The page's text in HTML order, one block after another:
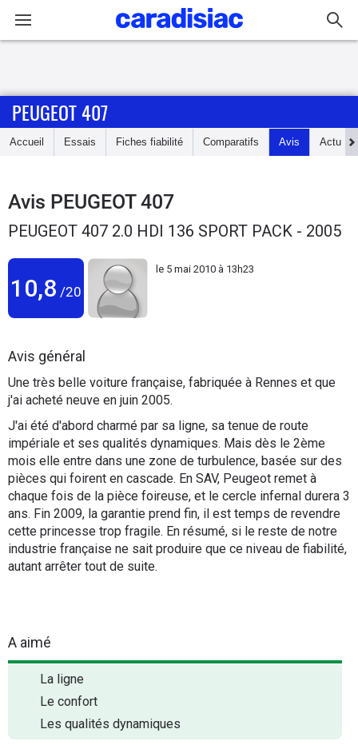
Accueil
Essais
Guide
Electriques
Flottes
Auto
Services
Forum
Moto
Marques
PEUGEOT 407
Accueil Essais Fiches fiabilité Comparatifs Avis Actu
Avis PEUGEOT 407
PEUGEOT 407 2.0 HDI 136 SPORT PACK - 2005
10,8 /20
le 5 mai 2010 à 13h23
Avis général
Une très belle voiture française, fabriquée à Rennes et que
j'ai acheté neuve en juin 2005.
J'ai été d'abord charmé par sa ligne, sa tenue de route
impériale et ses qualités dynamiques. Mais dès le 2ème
mois elle entre dans une zone de turbulence, basée sur des
pièces qui foirent en cascade. En SAV, Peugeot remet à
chaque fois de la pièce foireuse, et le cercle infernal durera 3
ans. Fin 2009, la garantie prend fin, il est temps de revendre
cette princesse trop fragile. En résumé, si le reste de notre
industrie française ne sait produire que ce niveau de fiabilité,
autant arrêter tout de suite.
A aimé
La ligne
Le confort
Les qualités dynamiques